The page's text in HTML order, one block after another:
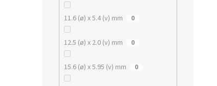
11.6 (ø) x 5.4 (v) mm 0
12.5 (ø) x 2.0 (v) mm 0
15.6 (ø) x 5.95 (v) mm 0